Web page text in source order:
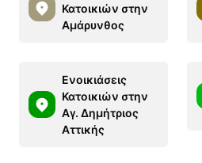
Κατοικιών στην
Αμάρυνθος
Ενοικιάσεις
Κατοικιών στην
Αγ. Δημήτριος
Αττικής